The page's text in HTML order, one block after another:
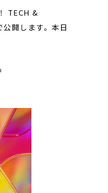
TECH &
開します。本日